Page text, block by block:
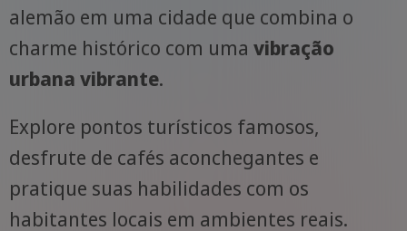
alemão em uma cidade que combina o
charme histórico com uma vibração
urbana vibrante.
Explore pontos turísticos famosos,
desfrute de cafés aconchegantes e
pratique suas habilidades com os
habitantes locais em ambientes reais.